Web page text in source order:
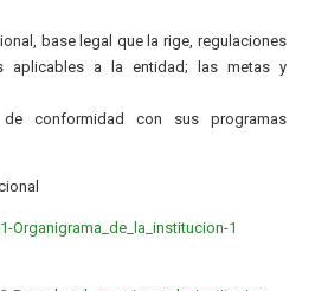
base legal que la rige, regulaciones
aplicables a la entidad; las metas y
de conformidad con sus programas
Organigrama_de_la_institucion-1